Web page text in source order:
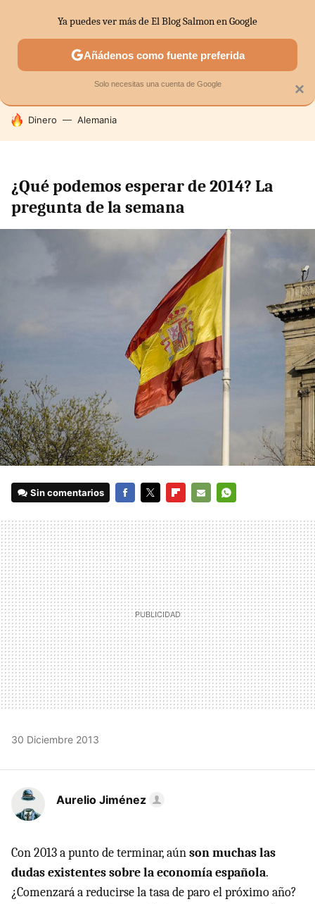
SECTORES ECONOMÍA DOMÉSTICA MERCADOS
HOY SE HABLA DE
Dinero Alemania
¿Qué podemos esperar de 2014? La
pregunta de la semana
Sin comentarios
MAIL
30 Diciembre 2013
Aurelio Jiménez
Con 2013 a punto de terminar, aúnson muchas las
dudas existentes sobre la economía española.
¿Comenzará a reducirse la tasa de paro el próximo año?
×
Ya puedes ver más de El Blog Salmon en Google
Añádenos como fuente preferida
Solo necesitas una cuenta de Google